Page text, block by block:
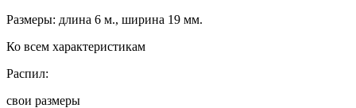
Размеры: длина 6 м., ширина 19 мм.
Ко всем характеристикам
Распил:
свои размеры